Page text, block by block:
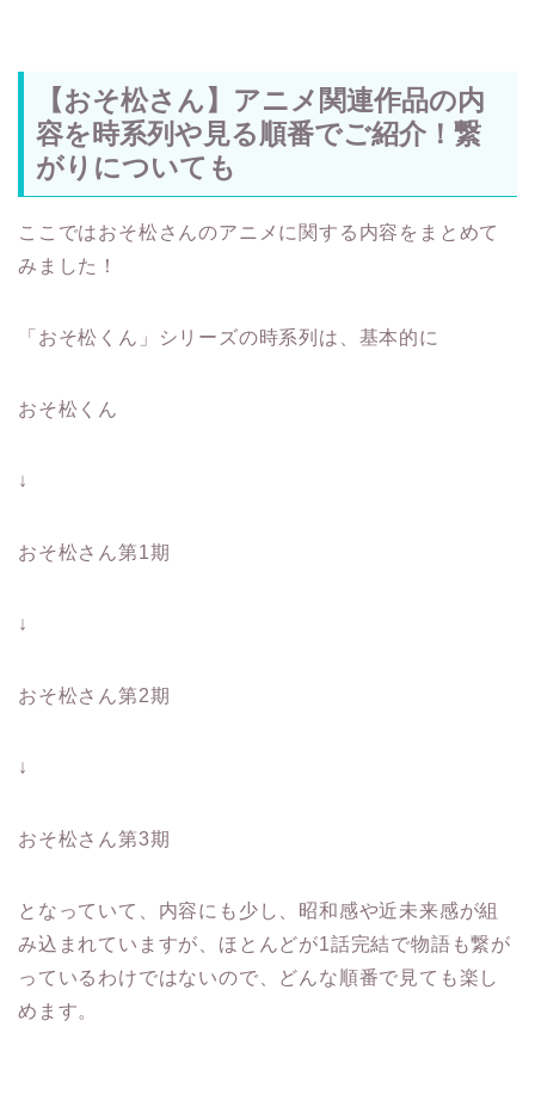
【おそ松さん】アニメ関連作品の内
容を時系列や見る順番でご紹介！繋
がりについても
ここではおそ松さんのアニメに関する内容をまとめて
みました！
「おそ松くん」シリーズの時系列は、基本的に
おそ松くん
↓
おそ松さん第1期
↓
おそ松さん第2期
↓
おそ松さん第3期
となっていて、内容にも少し、昭和感や近未来感が組
み込まれていますが、ほとんどが1話完結で物語も繋が
っているわけではないので、どんな順番で見ても楽し
めます。